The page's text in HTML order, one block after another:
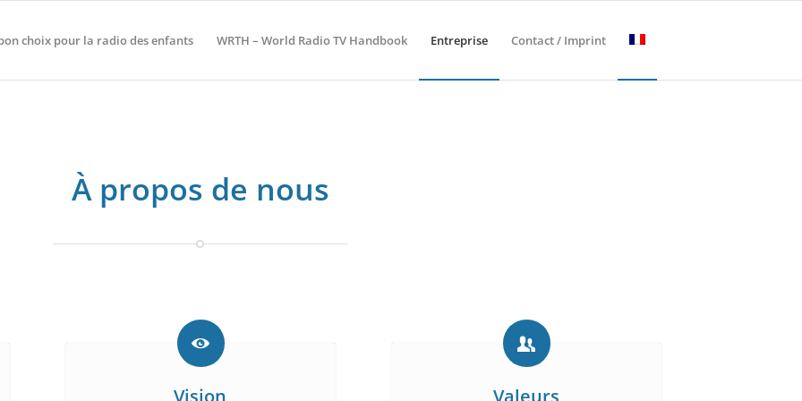
choix pour la radio des enfants WRTH – World Radio TV Handbook Entreprise Contact / Imprint
À propos de nous
Vision Valeurs